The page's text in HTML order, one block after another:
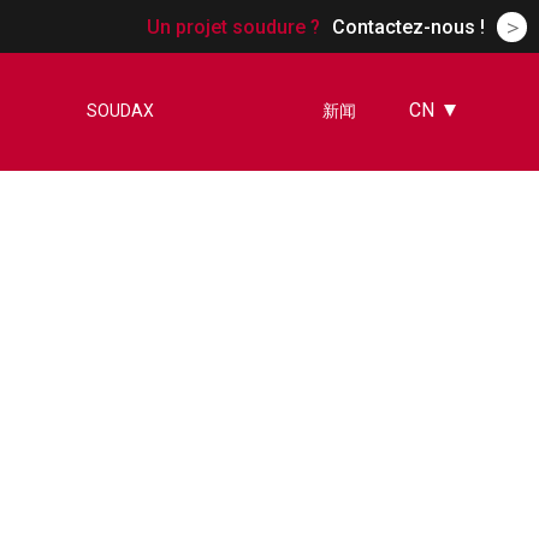
Un projet soudure ? Contactez-nous ! >
SOUDAX 新闻
CN